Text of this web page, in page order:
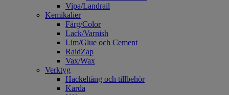
Vipa/Landrail
Kemikalier
Färg/Color
Lack/Varnish
Lim/Glue och Cement
RaidZap
Vax/Wax
Verktyg
Hackeltång och tillbehör
Karda